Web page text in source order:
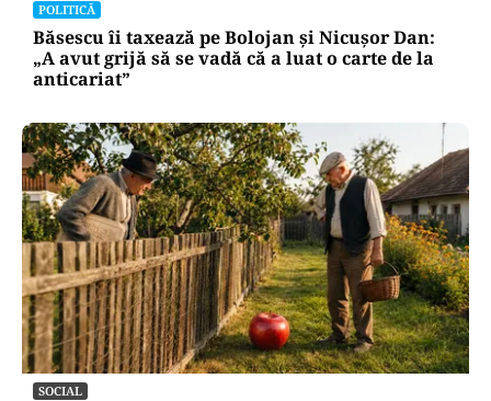
POLITICĂ
Băsescu îi taxează pe Bolojan și Nicușor Dan:
„A avut grijă să se vadă că a luat o carte de la
anticariat”
SOCIAL